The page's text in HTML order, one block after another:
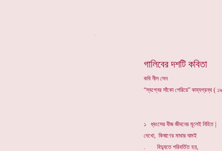
গালিবের দশটি কবিতা
কবি নীল সেন
“স্বপ্নের সাঁকো পেরিয়ে” কাব্যগ্রন্থ (
১ ধ্বংসের বীজ জীবনের মূলেই নিহিত |
দেখো, কিষাণের মাথার ঘামই
. বিদ্যুতে পরিবর্তিত হয়,